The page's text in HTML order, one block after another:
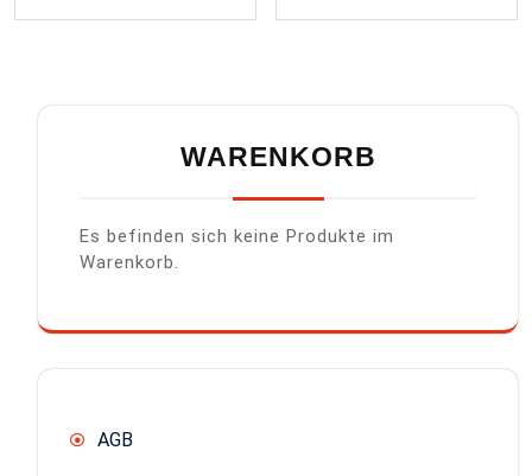
WARENKORB
Es befinden sich keine Produkte im
Warenkorb.
AGB